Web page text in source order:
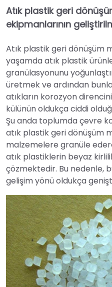
Atık plastik geri
ekipmanlarının
Atık plastik geri dönüşüm
yaşamda atık plastik
granülasyonunu
üretmek ve ardından
atıkların korozyon
külünün oldukça ciddi
Şu anda toplumda çevre
atık plastik geri dönüşüm
malzemelere granüle
atık plastiklerin beyaz
çözmektedir. Bu nedenle,
gelişim yönü oldukça